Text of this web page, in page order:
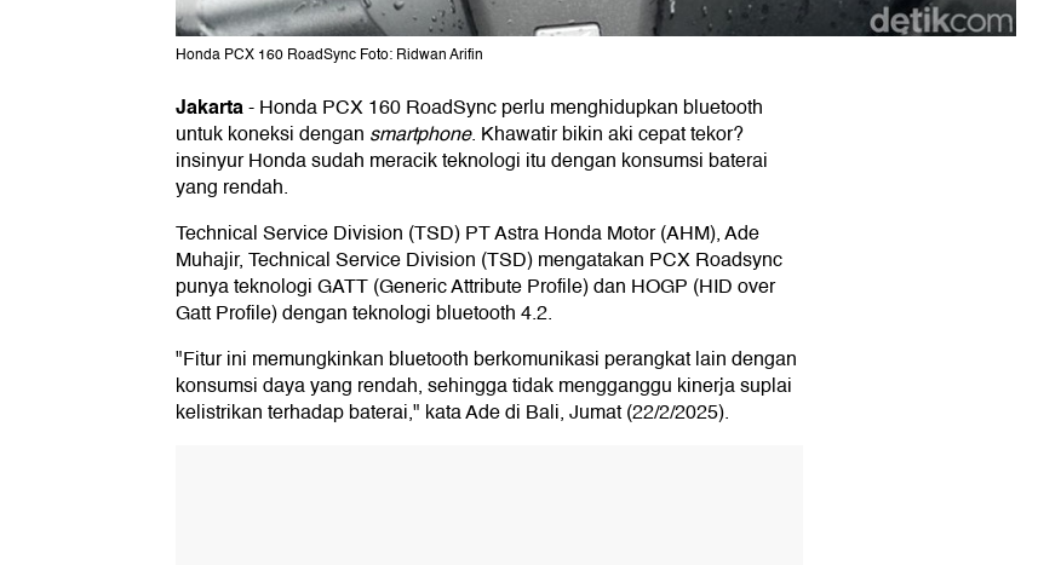
Honda PCX 160 RoadSync Foto: Ridwan Arifin
Jakarta-Honda PCX 160 RoadSync perlu menghidupkan bluetooth
untuk koneksi dengan smartphone. Khawatir bikin aki cepat tekor?
insinyur Honda sudah meracik teknologi itu dengan konsumsi baterai
yang rendah.
Technical Service Division (TSD) PT Astra Honda Motor (AHM), Ade
Muhajir, Technical Service Division (TSD) mengatakan PCX Roadsync
punya teknologi GATT (Generic Attribute Profile) dan HOGP (HID over
Gatt Profile) dengan teknologi bluetooth 4.2.
"Fitur ini memungkinkan bluetooth berkomunikasi perangkat lain dengan
konsumsi daya yang rendah, sehingga tidak mengganggu kinerja suplai
kelistrikan terhadap baterai," kata Ade di Bali, Jumat (22/2/2025).